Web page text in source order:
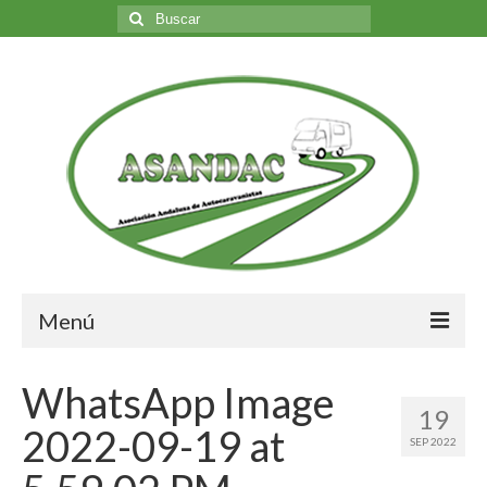
Buscar
por:
Menú
Nosotros
Quiénes somos
19
SEP 2022
WhatsApp Image
2022-09-19 at